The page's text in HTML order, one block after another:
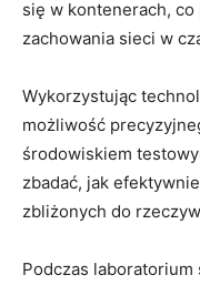
się ⁤w kontenerach,
zachowania sieci‌ w
Wykorzystując
możliwość
środowiskiem‌
zbadać, jak
zbliżonych do
Podczas